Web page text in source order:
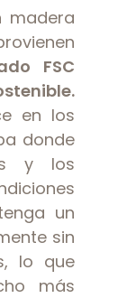
madera
FSC
en los
donde
y los
un
sin
lo que
más